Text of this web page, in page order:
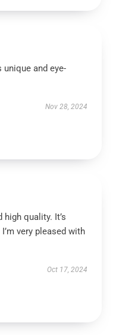
unique and eye-
Nov 28, 2024
quality. It’s
very pleased with
Oct 17, 2024